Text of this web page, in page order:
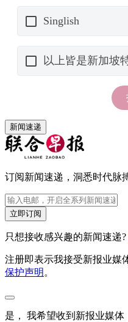
新闻速递
订阅新闻速递，洞悉时代脉
立即订阅
只想接收感兴趣的新闻速递?
注册即表示我接受新报业媒
保护声明。
是， 我希望收到新报业媒体